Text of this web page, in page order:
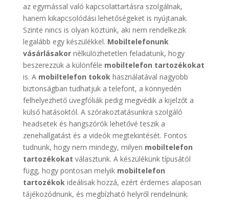
az egymással való kapcsolattartásra szolgálnak,
hanem kikapcsolódási lehetőségeket is nyújtanak.
Szinte nincs is olyan köztünk, aki nem rendelkezik
legalább egy készülékkel. Mobiltelefonunk
vásárlásakornélkülözhetetlen feladatunk, hogy
beszerezzük a különféle mobiltelefon tartozékokat
is. A mobiltelefon tokok használatával nagyobb
biztonságban tudhatjuk a telefont, a könnyedén
felhelyezhető üvegfóliák pedig megvédik a kijelzőt a
külső hatásoktól. A szórakoztatásunkra szolgáló
headsetek és hangszórók lehetővé teszik a
zenehallgatást és a videók megtekintését. Fontos
tudnunk, hogy nem mindegy, milyen mobiltelefon
tartozékokat választunk. A készülékünk típusától
függ, hogy pontosan melyik mobiltelefon
tartozékok ideálisak hozzá, ezért érdemes alaposan
tájékozódnunk, és megbízható helyről rendelnünk.